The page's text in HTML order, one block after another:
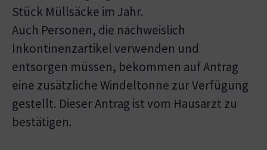
Stück Müllsäcke im Jahr.
Auch Personen, die nachweislich
Inkontinenzartikel verwenden und
entsorgen müssen, bekommen auf Antrag
eine zusätzliche Windeltonne zur Verfügung
gestellt. Dieser Antrag ist vom Hausarzt zu
bestätigen.